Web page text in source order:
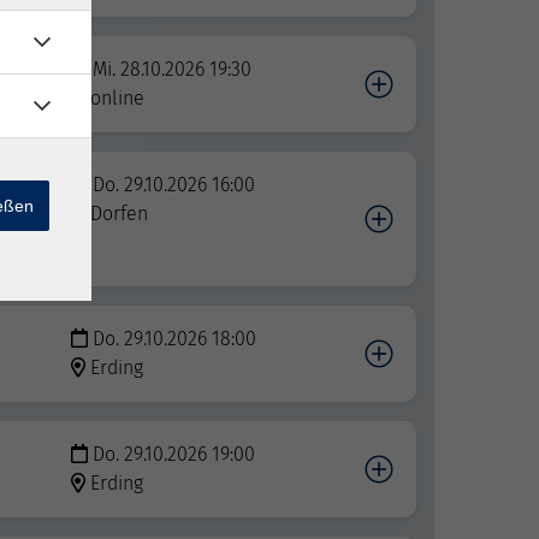
Mi. 28.10.2026 19:30
online
Do. 29.10.2026 16:00
Dorfen
Do. 29.10.2026 18:00
Erding
Do. 29.10.2026 19:00
Erding